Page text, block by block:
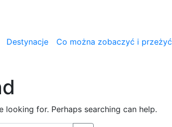
Destynacje Co można zobaczyć i przeżyć
looking for. Perhaps searching can help.